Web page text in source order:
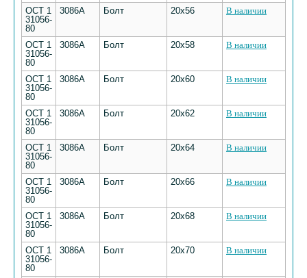
ОСТ 1
31056-
80
3086А Болт 20х56 В наличии
ОСТ 1
31056-
80
3086А Болт 20х58 В наличии
ОСТ 1
31056-
80
3086А Болт 20х60 В наличии
ОСТ 1
31056-
80
3086А Болт 20х62 В наличии
ОСТ 1
31056-
80
3086А Болт 20х64 В наличии
ОСТ 1
31056-
80
3086А Болт 20х66 В наличии
ОСТ 1
31056-
80
3086А Болт 20х68 В наличии
ОСТ 1
31056-
80
3086А Болт 20х70 В наличии